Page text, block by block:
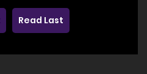
Read Last